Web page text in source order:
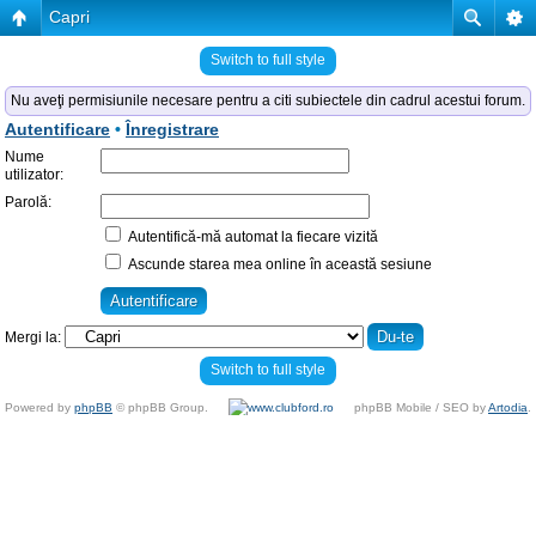
Capri
Switch to full style
Nu aveţi permisiunile necesare pentru a citi subiectele din cadrul acestui forum.
Autentificare • Înregistrare
Nume
utilizator:
Parolă:
Autentifică-mă automat la fiecare vizită
Ascunde starea mea online în această sesiune
Mergi la:
Switch to full style
Powered by phpBB © phpBB Group. phpBB Mobile / SEO byArtodia